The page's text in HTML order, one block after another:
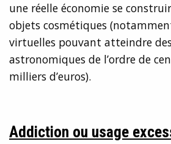
une réelle économie se
objets cosmétiques
virtuelles pouvant atteindre
astronomiques de l’ordre de
milliers d’euros).
Addiction ou usage